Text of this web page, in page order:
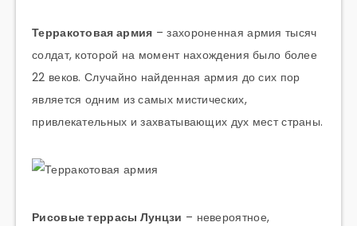
Терракотовая армия – захороненная армия тысяч
солдат, которой на момент нахождения было более
22 веков. Случайно найденная армия до сих пор
является одним из самых мистических,
привлекательных и захватывающих дух мест страны.
Рисовые террасы Лунцзи – невероятное,